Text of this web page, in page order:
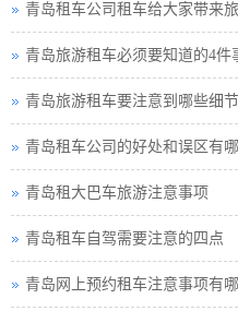
青岛租车公司租车给大家带来
青岛旅游租车必须要知道的4件
青岛旅游租车要注意到哪些细节
青岛租车公司的好处和误区有
青岛租大巴车旅游注意事项
青岛租车自驾需要注意的四点
青岛网上预约租车注意事项有